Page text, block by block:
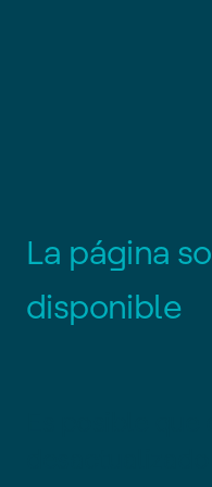
La página so
disponible